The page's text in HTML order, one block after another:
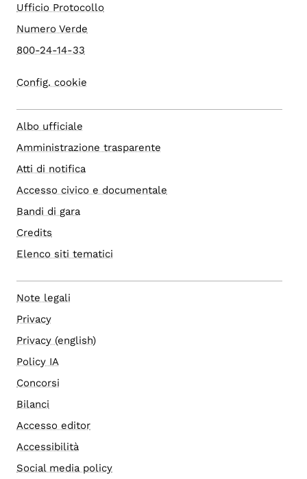
Ufficio Protocollo
Numero Verde
800-24-14-33
Config. cookie
Albo ufficiale
Amministrazione trasparente
Atti di notifica
Accesso civico e documentale
Bandi di gara
Credits
Elenco siti tematici
Note legali
Privacy
Privacy (english)
Policy IA
Concorsi
Bilanci
Accesso editor
Accessibilità
Social media policy